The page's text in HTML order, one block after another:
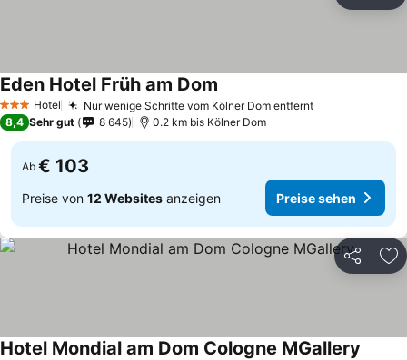
3 SterneHotel Nur wenige Schritte vom Kölner Dom entferntPreise sehen
Eden Hotel Früh am Dom
8,4 Sehr gut 8 645 0.2 km bis Kölner Dom
Ab € 103
Preise von 12 Websites anzeigen Preise sehen
Teilen
Hotel Mondial am Dom Cologne MGallery